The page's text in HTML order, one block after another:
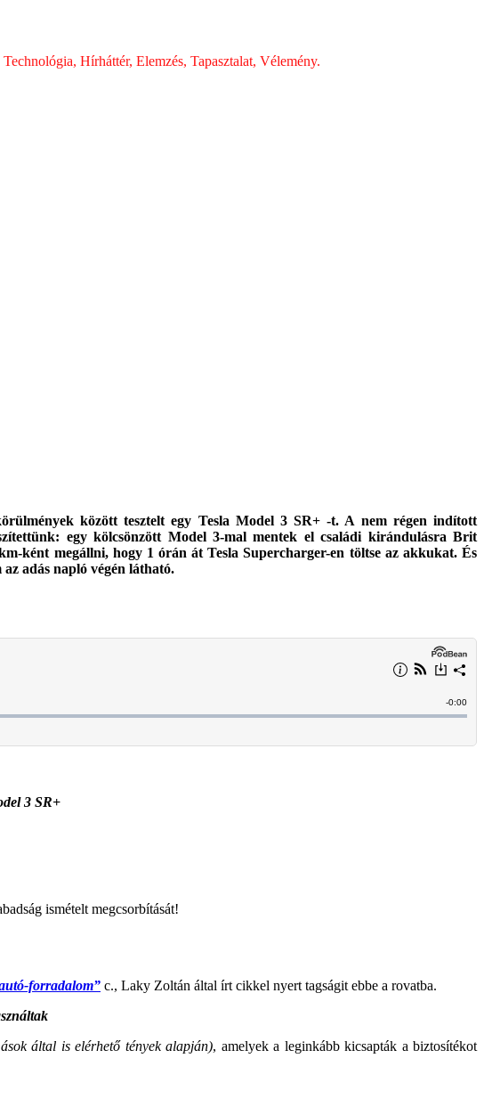
Hírháttér, Elemzés, Tapasztalat, Vélemény.
között tesztelt egy Tesla Model 3 SR+ -t. A nem régen indított
egy kölcsönzött Model 3-mal mentek el családi kirándulásra Brit
ként megállni, hogy 1 órán át Tesla Supercharger-en töltse az akkukat. És
adás napló végén látható.
3 SR+
ismételt megcsorbítását!
forradalom” c., Laky Zoltán által írt cikkel nyert tagságit ebbe a rovatba.
által is elérhető tények alapján), amelyek a leginkább kicsapták a biztosítékot